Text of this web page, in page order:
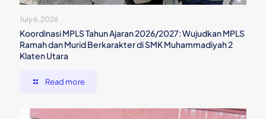
July 6, 2026
Koordinasi MPLS Tahun Ajaran 2026/2027: Wujudkan MPLS
Ramah dan Murid Berkarakter di SMK Muhammadiyah 2
Klaten Utara
Read more